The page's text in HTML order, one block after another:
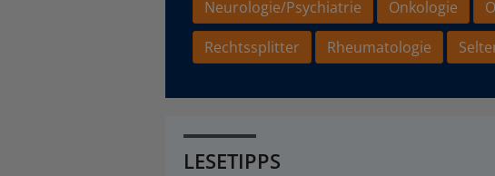
Neurologie/Psychiatrie
Onkologie
Rechtssplitter
Rheumatologie
LESETIPPS